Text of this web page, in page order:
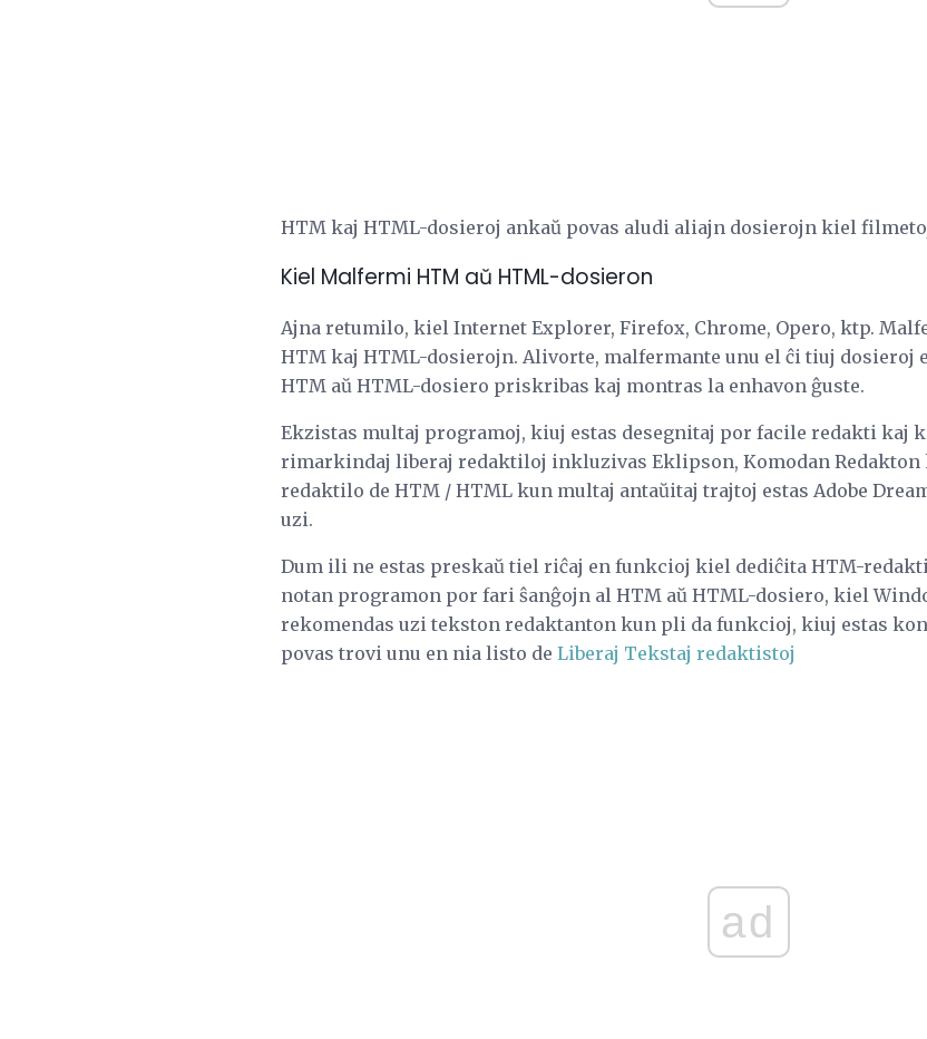
HTM kaj HTML-dosieroj ankaŭ povas aludi aliajn dosierojn kiel filmetoj,
Kiel Malfermi HTM aŭ HTML-dosieron
Ajna retumilo, kiel Internet Explorer, Firefox, Chrome, Opero, ktp.
HTM kaj HTML-dosierojn. Alivorte, malfermante unu el ĉi tiuj dosieroj
HTM aŭ HTML-dosiero priskribas kaj montras la enhavon ĝuste.
Ekzistas multaj programoj, kiuj estas desegnitaj por facile redakti kaj
rimarkindaj liberaj redaktiloj inkluzivas Eklipson, Komodan Redakton
redaktilo de HTM / HTML kun multaj antaŭitaj trajtoj estas Adobe
uzi.
Dum ili ne estas preskaŭ tiel riĉaj en funkcioj kiel dediĉita HTM-
notan programon por fari ŝanĝojn al HTM aŭ HTML-dosiero, kiel
rekomendas uzi tekston redaktanton kun pli da funkcioj, kiuj estas
povas trovi unu en nia listo de Liberaj Tekstaj redaktistoj
ad